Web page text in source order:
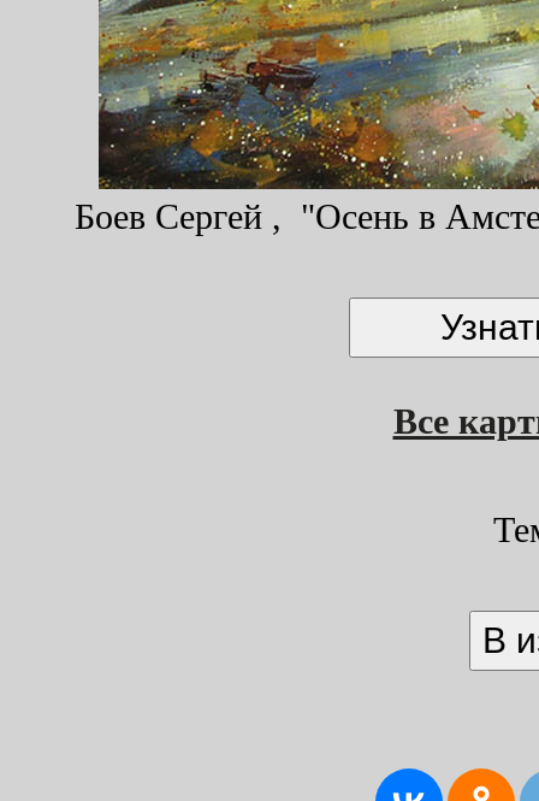
Боев Сергей , "Осень в
Все